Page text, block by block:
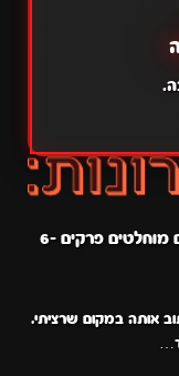
אתה ואני הפכים מוחלטים פרקים 6-
אותה במקום שרציתי.